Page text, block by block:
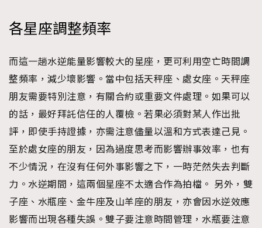
各星座調整頻率
而這一趟水逆能量影響較大的星座，更可利用空亡時間調
整頻率，減少壞影響。當中包括天秤座、處女座。天秤座
朋友需要特別注意，有關合約或重要文件處理。如果可以
的話，最好拜託信任的人覆檢。若果必須對某人作出批
評，即使手持證據，亦需注意儘量以溫和方式表達己見。
至於處女座的朋友，因為過度思考而影響辦事效率，也有
不少情況，在沒有任何外事影響之下，一時茫然失去判斷
力。水逆期間，這兩個星座不太適合作為拍檔。 另外，雙
子座、水瓶座、金牛座及山羊座的朋友，亦會因水逆效應
影響而出現各種失誤。雙子要注意時間管理，水瓶要注意